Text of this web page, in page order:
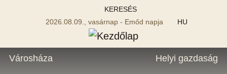
KERESÉS
2026.08.09., vasárnap - Emőd napja
HU
Városháza Helyi gazdaság